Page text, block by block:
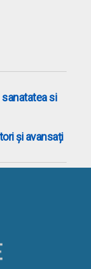
si
și avansați